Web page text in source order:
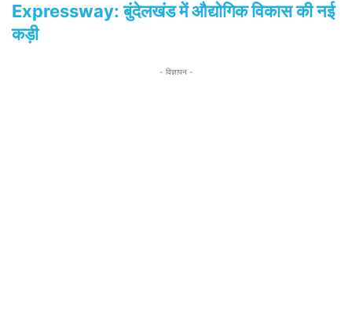
Expressway: बुंदेलखंड में औद्योगिक विकास की नई
कड़ी
- विज्ञापन -